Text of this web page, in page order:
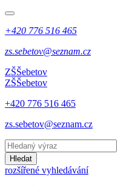
+420 776 516 465
zs.sebetov@seznam.cz
ZŠŠebetov
ZŠŠebetov
+420 776 516 465
zs.sebetov@seznam.cz
Hledat
rozšířené vyhledávání